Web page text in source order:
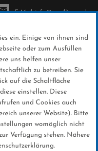
E-Mail: info@sc-willingen.de
ein. Einige von ihnen sind
oder zum Ausfüllen
uns helfen unser
zu betreiben. Sie
auf die Schaltfläche
einstellen. Diese
und Cookies auch
unserer Website). Bitte
womöglich nicht
Verfügung stehen. Nähere